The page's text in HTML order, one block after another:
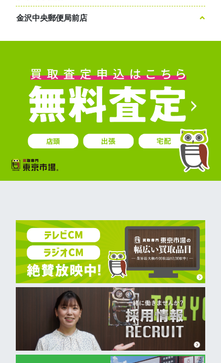
金沢中央郵便局前店